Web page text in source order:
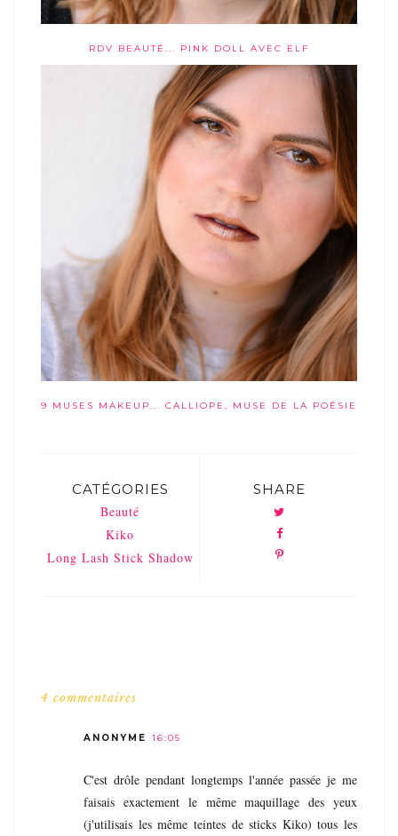
RDV BEAUTÉ... PINK DOLL AVEC ELF
9 MUSES MAKEUP... CALLIOPE, MUSE DE LA POÉSIE
CATÉGORIES
Beauté
Kiko
Long Lash Stick Shadow
SHARE
4 commentaires
ANONYME 16:05
C'est drôle pendant longtemps l'année passée je me
faisais exactement le même maquillage des yeux
(j'utilisais les même teintes de sticks Kiko) tous les